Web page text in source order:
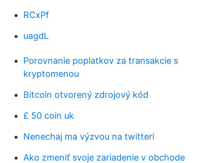
RCxPf
uagdL
Porovnanie poplatkov za transakcie s
kryptomenou
Bitcoin otvorený zdrojový kód
£ 50 coin uk
Nenechaj ma výzvou na twitteri
Ako zmeniť svoje zariadenie v obchode